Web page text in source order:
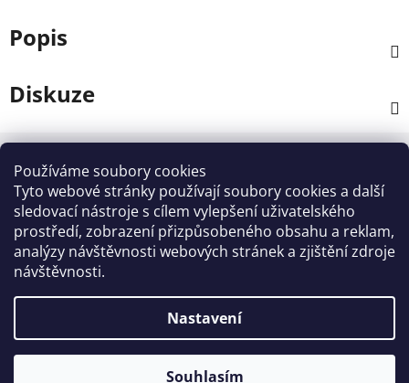
Používáme soubory cookies
Tyto webové stránky používají soubory cookies a další
sledovací nástroje s cílem vylepšení uživatelského
prostředí, zobrazení přizpůsobeného obsahu a reklam,
analýzy návštěvnosti webových stránek a zjištění zdroje
návštěvnosti.
Nastavení
Souhlasím
Popis
Diskuze
Z
Kontakt
info@zahradnictvi-rool.cz
+420728 841700
Vytvořil Shoptet